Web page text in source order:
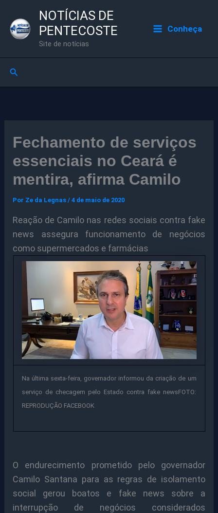
para
NOTÍCIAS DE
PENTECOSTE
Site de notícias
Conheça
Pesquisar
Fechamento de serviços
essenciais no Ceará é
mentira, afirma Camilo
Por Ze da Legnas/4 de maio de 2020
Reação de Camilo nas redes sociais contra fake
news assegura funcionamento de negócios
como supermercados e farmácias
Na última sexta-feira, governador informou da criação de um
serviço de checagem pelo Estado contra fake newsFOTO:
REPRODUÇÃO FACEBOOK
O endurecimento prometido pelo governador
Camilo Santana para as regras de isolamento
social gerou boatos e fake news sobre a
interrupção de negócios considerados